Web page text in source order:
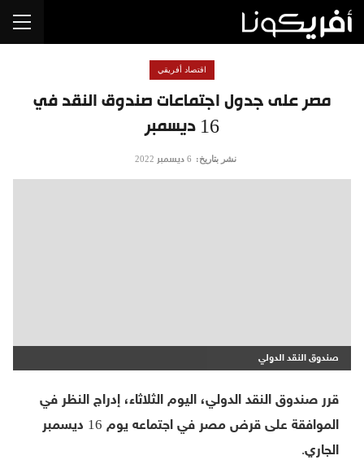
مصر على جدول اجتماعات صندوق النقد في
16 ديسمبر
اقتصاد أفريقي
نشر بتاريخ: 6 ديسمبر 2022
صندوق النقد الدولي
قرر صندوق النقد الدولي، اليوم الثلاثاء، إدراج النظر في
الموافقة على قرض مصر في اجتماعه يوم 16 ديسمبر
الجاري.